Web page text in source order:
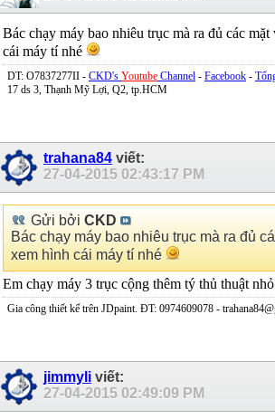
Bác chạy máy bao nhiêu trục mà ra đủ các
cái máy tí nhé
DT: O7837277II - CKD's Youtube Channel - Facebook -
17 ds 3, Thạnh Mỹ Lợi, Q2, tp.HCM
trahana84 viết:
27-04-2015 02:43:17 PM
Gửi bởi CKD
Bác chạy máy bao nhiêu trục mà ra đủ
xem hình cái máy tí nhé
Em chạy máy 3 trục cộng thêm tý thủ thuật
Gia công thiết kế trên JDpaint. ĐT: 0974609078 -
jimmyli viết:
27-04-2015 02:49:09 PM